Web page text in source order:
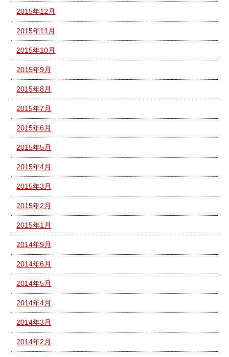
2015年12月
2015年11月
2015年10月
2015年9月
2015年8月
2015年7月
2015年6月
2015年5月
2015年4月
2015年3月
2015年2月
2015年1月
2014年9月
2014年6月
2014年5月
2014年4月
2014年3月
2014年2月